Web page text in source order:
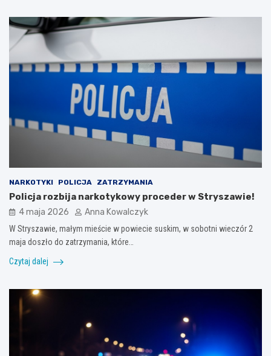
NARKOTYKI POLICJA ZATRZYMANIA
Policja rozbija narkotykowy proceder w Stryszawie!
4 maja 2026 Anna Kowalczyk
W Stryszawie, małym mieście w powiecie suskim, w sobotni wieczór 2
maja doszło do zatrzymania, które…
Czytaj dalej